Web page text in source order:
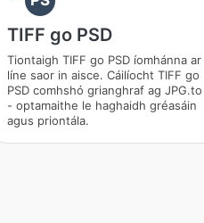
TIFF go PSD
Tiontaigh TIFF go PSD íomhánna ar
líne saor in aisce. Cáilíocht TIFF go
PSD comhshó grianghraf ag JPG.to
- optamaithe le haghaidh gréasáin
agus priontála.